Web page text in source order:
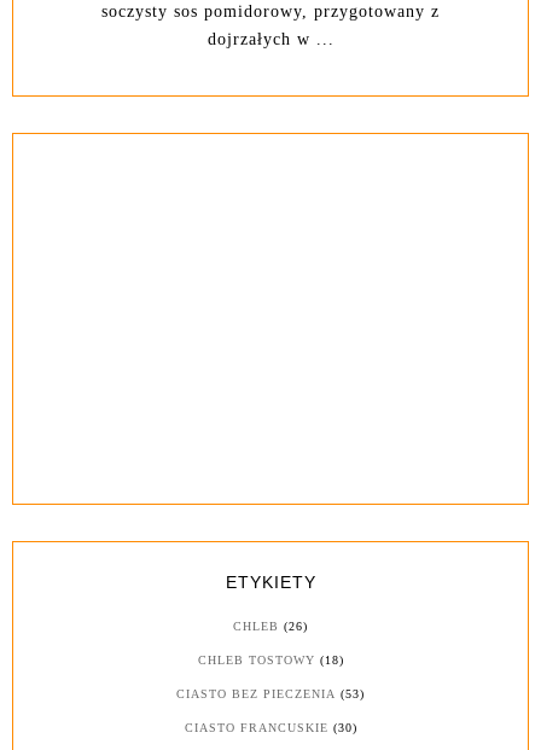
soczysty sos pomidorowy, przygotowany z
dojrzałych w ...
ETYKIETY
CHLEB (26)
CHLEB TOSTOWY (18)
CIASTO BEZ PIECZENIA (53)
CIASTO FRANCUSKIE (30)